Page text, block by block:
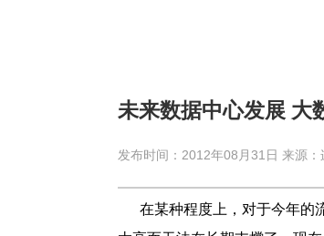
未来数据中心发展 大
发布时间：2012年08月31日 来源：
在某种程度上，对于今年的